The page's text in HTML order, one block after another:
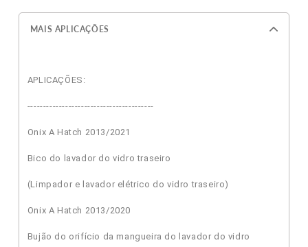
MAIS APLICAÇÕES
APLICAÇÕES:
----------------------------------------
Onix A Hatch 2013/2021
Bico do lavador do vidro traseiro
(Limpador e lavador elétrico do vidro traseiro)
Onix A Hatch 2013/2020
Bujão do orifício da mangueira do lavador do vidro